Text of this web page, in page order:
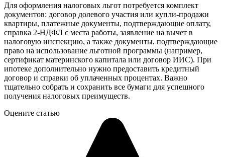
Для оформления налоговых льгот потребуется комплект
документов: договор долевого участия или купли-продажи
квартиры, платежные документы, подтверждающие оплату,
справка 2-НДФЛ с места работы, заявление на вычет в
налоговую инспекцию, а также документы, подтверждающие
право на использование льготной программы (например,
сертификат материнского капитала или договор ИИС). При
ипотеке дополнительно нужно предоставить кредитный
договор и справки об уплаченных процентах. Важно
тщательно собрать и сохранить все бумаги для успешного
получения налоговых преимуществ.
Оцените статью